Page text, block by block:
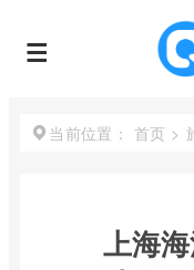
当前位置： 首页 >
上海